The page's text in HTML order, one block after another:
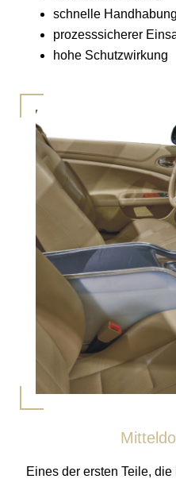
schnelle Handhabung
prozesssicherer
hohe Schutzwirkung
Eines der ersten Teile,